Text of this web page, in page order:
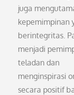
juga
kepemimpinan
berintegritas.
menjadi
teladan dan
menginspirasi
secara positif